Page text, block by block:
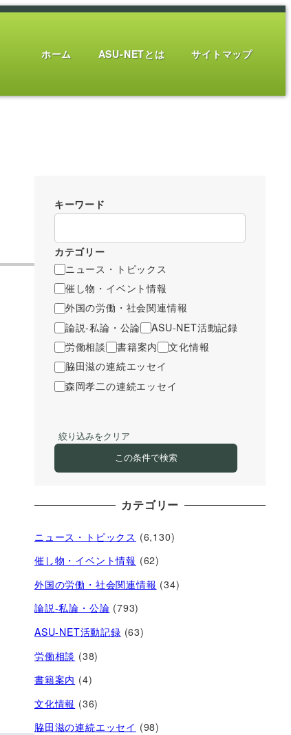
ホーム ASU-NETとは サイトマップ
キーワード
カテゴリー
ニュース・トピックス
催し物・イベント情報
外国の労働・社会関連情報
論説-私論・公論
ASU-NET活動記録
労働相談
書籍案内
文化情報
脇田滋の連続エッセイ
森岡孝二の連続エッセイ
絞り込みをクリア
この条件で検索
カテゴリー
ニュース・トピックス (6,130)
催し物・イベント情報 (62)
外国の労働・社会関連情報 (34)
論説-私論・公論 (793)
ASU-NET活動記録 (63)
労働相談 (38)
書籍案内 (4)
文化情報 (36)
脇田滋の連続エッセイ (98)